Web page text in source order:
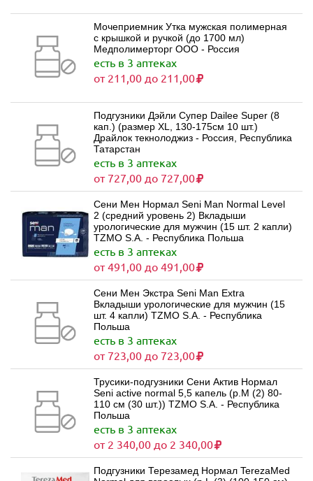
Мочеприемник Утка мужская полимерная
с крышкой и ручкой (до 1700 мл)
Медполимерторг ООО - Россия
есть в 3 аптеках
от 211,00 до 211,00
Подгузники Дэйли Супер Dailee Super (8
кап.) (размер XL, 130-175см 10 шт.)
Драйлок текнолоджиз - Россия, Республика
Татарстан
есть в 3 аптеках
от 727,00 до 727,00
Сени Мен Нормал Seni Man Normal Level
2 (средний уровень 2) Вкладыши
урологические для мужчин (15 шт. 2 капли)
TZMO S.A. - Республика Польша
есть в 3 аптеках
от 491,00 до 491,00
Сени Мен Экстра Seni Man Extra
Вкладыши урологические для мужчин (15
шт. 4 капли) TZMO S.A. - Республика
Польша
есть в 3 аптеках
от 723,00 до 723,00
Трусики-подгузники Сени Актив Нормал
Seni active normal 5,5 капель (р.M (2) 80-
110 см (30 шт.)) TZMO S.A. - Республика
Польша
есть в 3 аптеках
от 2 340,00 до 2 340,00
Подгузники Терезамед Нормал TerezaMed